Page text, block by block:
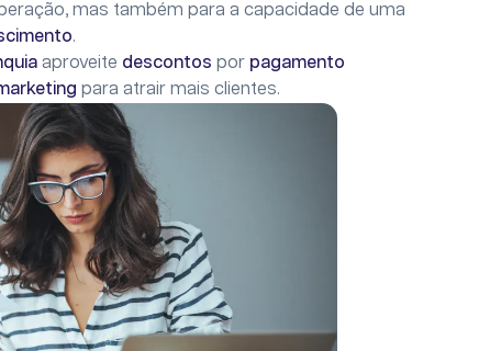
mas também para a capacidade de uma
.
aproveite descontos por pagamento
para atrair mais clientes.